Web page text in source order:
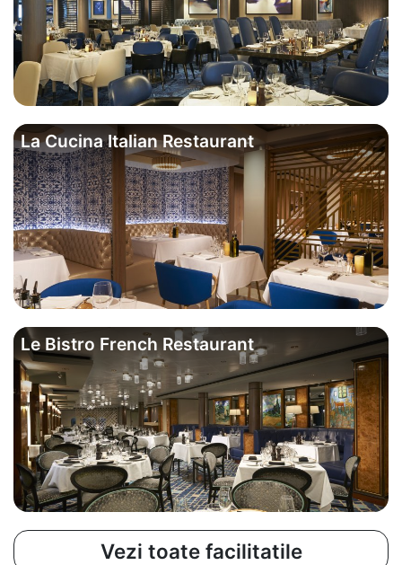
La Cucina Italian Restaurant
Le Bistro French Restaurant
Vezi toate facilitatile